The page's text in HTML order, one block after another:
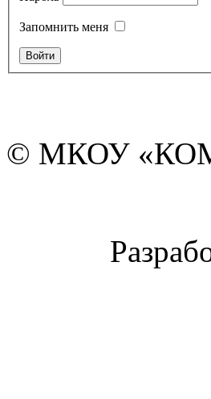
Запомнить меня
© МКОУ